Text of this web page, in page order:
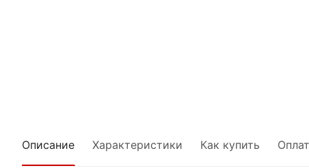
Описание Характеристики Как купить